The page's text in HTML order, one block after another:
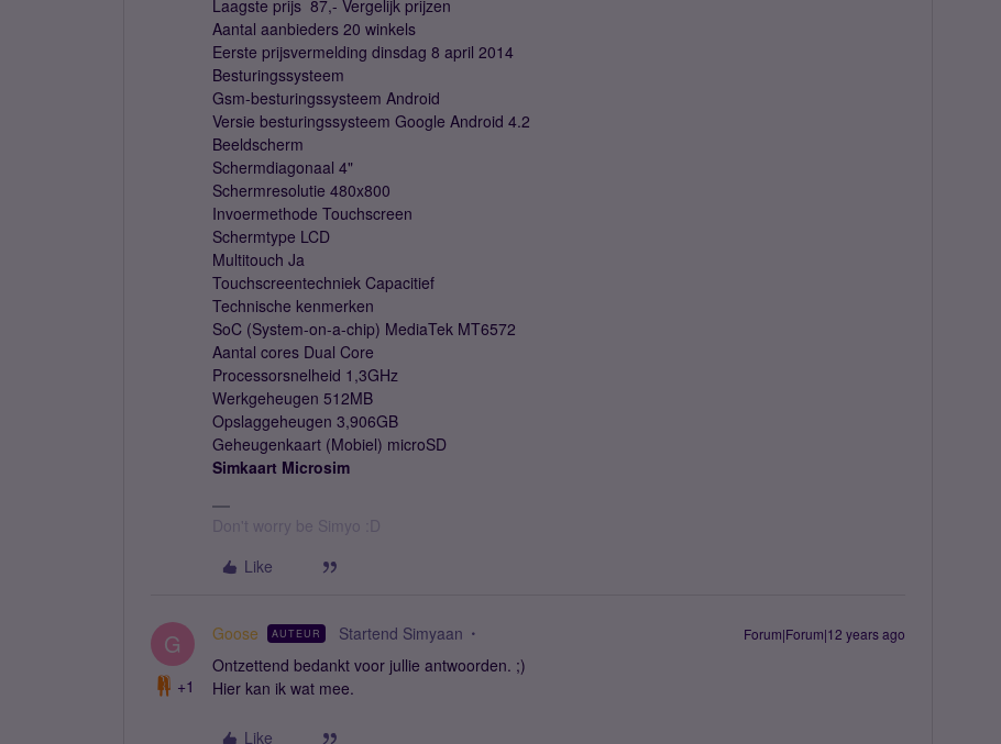
Laagste prijs  87,- Vergelijk prijzen
Aantal aanbieders 20 winkels
Eerste prijsvermelding dinsdag 8 april 2014
Besturingssysteem
Gsm-besturingssysteem Android
Versie besturingssysteem Google Android 4.2
Beeldscherm
Schermdiagonaal 4"
Schermresolutie 480x800
Invoermethode Touchscreen
Schermtype LCD
Multitouch Ja
Touchscreentechniek Capacitief
Technische kenmerken
SoC (System-on-a-chip) MediaTek MT6572
Aantal cores Dual Core
Processorsnelheid 1,3GHz
Werkgeheugen 512MB
Opslaggeheugen 3,906GB
Geheugenkaart (Mobiel) microSD
Simkaart Microsim
Don't worry be Simyo :D
Like
G
+1
Goose AUTEUR Startend Simyaan Forum|Forum|12 years ago
Ontzettend bedankt voor jullie antwoorden. ;)
Hier kan ik wat mee.
Like